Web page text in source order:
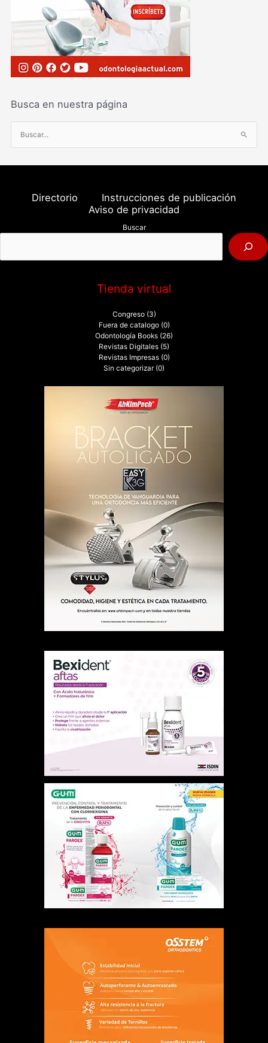
Busca en nuestra página
u
s
o
:
Directorio
Instrucciones de publicación
Aviso de privacidad
Buscar
Tienda virtual
Congreso (3)
Fuera de catalogo (0)
Odontología Books (26)
Revistas Digitales (5)
Revistas Impresas (0)
Sin categorizar (0)